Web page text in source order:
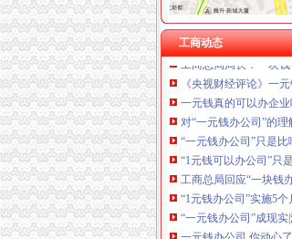
工商动态
“一元钱办公司”成现实
今起我省可“一元钱办
工商总局局长：一块钱
《央视财经评论》一元
一元钱真的可以办企
对“一元钱办公司”的理
“一元钱办公司”只是
“1元钱可以办公司”只
工商总局回应“一块钱
“1元钱办公司”实施5
“一元钱办公司”成现实|
一元钱办公司,你动心